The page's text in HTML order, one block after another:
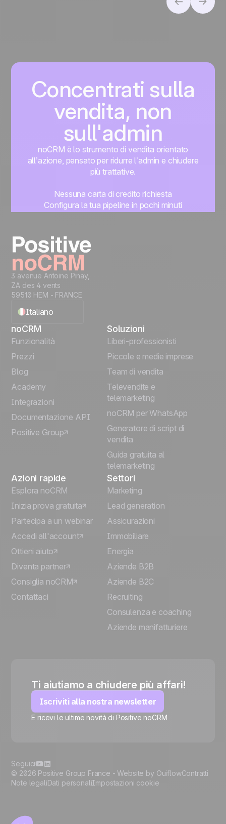
🍪
Manage cookies
Concentrati sulla
vendita, non
sull'admin
noCRM è lo strumento di vendita orientato
all’azione, pensato per ridurre l’admin e chiudere
più trattative.
Nessuna carta di credito richiesta
Configura la tua pipeline in pochi minuti
3 avenue Antoine Pinay,
ZA des 4 vents
59510 HEM - FRANCE
Italiano
English
Español
Português
Deutsch
noCRM
Funzionalità
Prezzi
Blog
Academy
Integrazioni
Documentazione API
Positive Group
Soluzioni
Liberi-professionisti
Piccole e medie imprese
Team di vendita
Televendite e
telemarketing
noCRM per WhatsApp
Generatore di script di
vendita
Guida gratuita al
telemarketing
Azioni rapide
Esplora noCRM
Inizia prova gratuita
Partecipa a un webinar
Accedi all'account
Ottieni aiuto
Diventa partner
Consiglia noCRM
Contattaci
Settori
Marketing
Lead generation
Assicurazioni
Immobiliare
Energia
Aziende B2B
Aziende B2C
Recruiting
Consulenza e coaching
Aziende manifatturiere
Ti aiutiamo a chiudere più affari!
Iscriviti alla nostra newsletter
E ricevi le ultime novità di Positive noCRM
© 2026 Positive Group France -Website by OuiflowContratti
Note legaliDati personaliImpostazioni cookie
Seguici